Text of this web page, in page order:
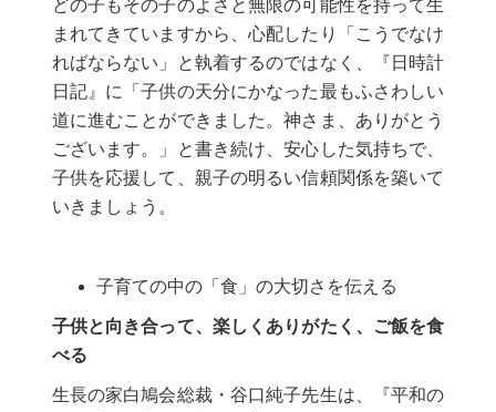
どの子もその子のよさと無限の可能性を持って生
まれてきていますから、心配したり「こうでなけ
ればならない」と執着するのではなく、『日時計
日記』に「子供の天分にかなった最もふさわしい
道に進むことができました。神さま、ありがとう
ございます。」と書き続け、安心した気持ちで、
子供を応援して、親子の明るい信頼関係を築いて
いきましょう。
子育ての中の「食」の大切さを伝える
子供と向き合って、楽しくありがたく、ご飯を食
べる
生長の家白鳩会総裁・谷口純子先生は、『平和の